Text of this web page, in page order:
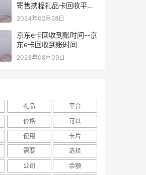
寄售携程礼品卡回收平台
转让寄售携程礼品卡 好礼
网
2024年02月28日
京东e卡回收到账时间--京
东e卡回收到账时间
2023年08月09日
礼品
平台
价格
可以
使用
卡片
需要
选择
公司
余额